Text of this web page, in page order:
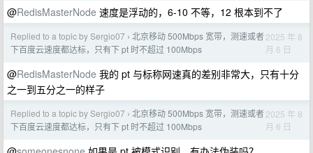
@RedisMasterNode 速度是浮动的，6-10 不等，12 根本到不了
Replied to a topic by Sergio07 › 北京移动 500Mbps 宽带，测速或者
下百度云速度都达标，只有下 pt 时不超过 100Mbps
2025 年 8
月 6 日
@RedisMasterNode 我的 pt 与标称网速真的差别非常大，只有十分
之一到五分之一的样子
Replied to a topic by Sergio07 › 北京移动 500Mbps 宽带，测速或者
下百度云速度都达标，只有下 pt 时不超过 100Mbps
2025 年 8
月 6 日